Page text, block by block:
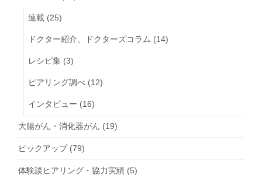
連載 (25)
ドクター紹介、ドクターズコラム (14)
レシピ集 (3)
ピアリング調べ (12)
インタビュー (16)
大腸がん・消化器がん (19)
ピックアップ(79)
体験談ヒアリング・協力実績 (5)